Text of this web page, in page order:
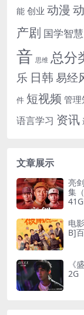
能 创业 动漫
产剧 国学智慧
音 思维 总分
乐 日韩易经
件 短视频 管理
语言学习 资讯
文章展示
亮
集
电
B]
《
2G